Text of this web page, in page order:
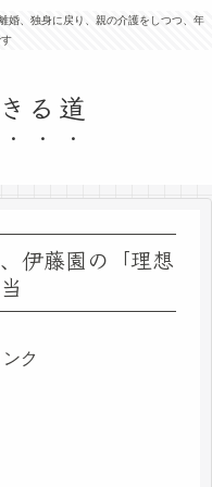
婚、独身に戻り、親の介護をしつつ、年
る道
伊藤園の「理想
ク